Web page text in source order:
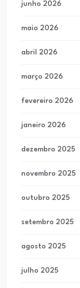
junho 2026
maio 2026
abril 2026
março 2026
fevereiro 2026
janeiro 2026
dezembro 2025
novembro 2025
outubro 2025
setembro 2025
agosto 2025
julho 2025